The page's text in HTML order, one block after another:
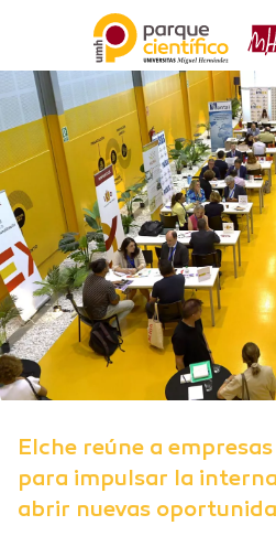
Elche reúne a
para impulsar la
abrir nuevas